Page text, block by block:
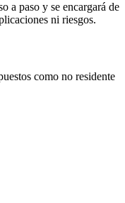
a paso y se encargará de
ni riesgos.
como no residente